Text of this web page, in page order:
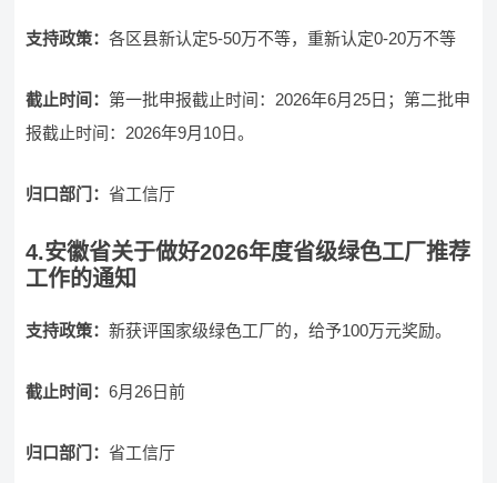
支持政策：各区县新认定5-50万不等，重新认定0-20万不等
截止时间： 第一批申报截止时间：2026年6月25日；第二批申
报截止时间：2026年9月10日。
归口部门：省工信厅
4.安徽省关于做好2026年度省级绿色工厂推荐
工作的通知
支持政策：新获评国家级绿色工厂的，给予100万元奖励。
截止时间：6月26日前
归口部门：省工信厅